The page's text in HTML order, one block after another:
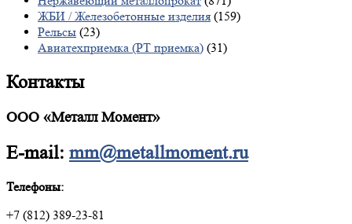
ЖБИ / Железобетонные изделия (159)
Рельсы (23)
Авиатехприемка (РТ приемка) (31)
Контакты
ООО «Металл Момент»
E-mail: mm@metallmoment.ru
Телефоны:
+7 (812) 389-23-81